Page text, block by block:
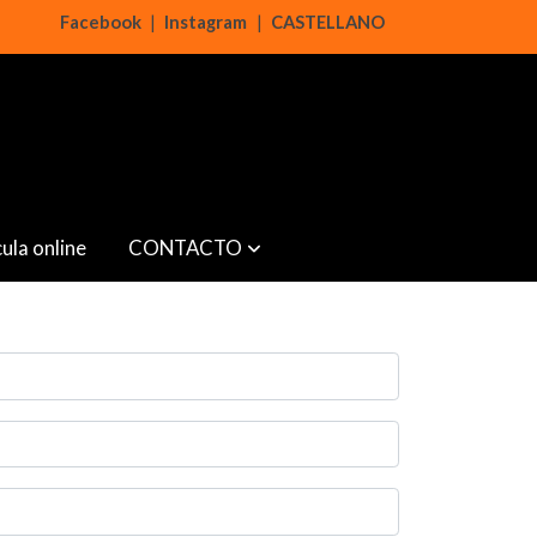
Facebook | Instagram | CASTELLANO
online CONTACTO